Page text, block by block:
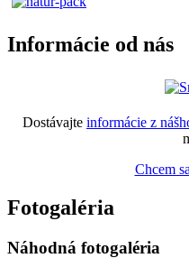
Informácie od nás
Dostávajte informácie z
Chcem
Fotogaléria
Náhodná fotogaléria